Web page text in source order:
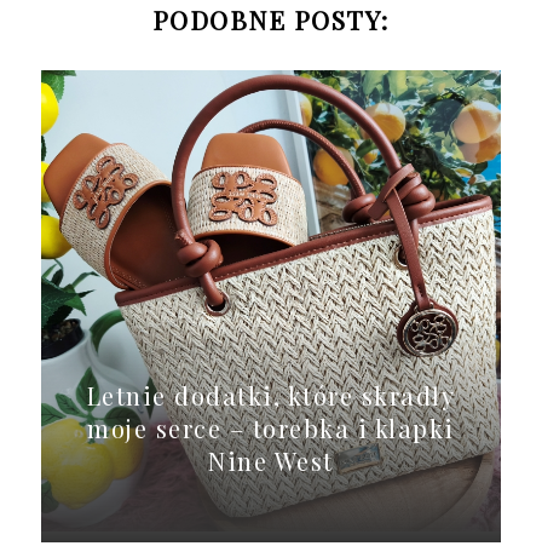
PODOBNE POSTY:
Letnie dodatki, które skradły
moje serce – torebka i klapki
Nine West